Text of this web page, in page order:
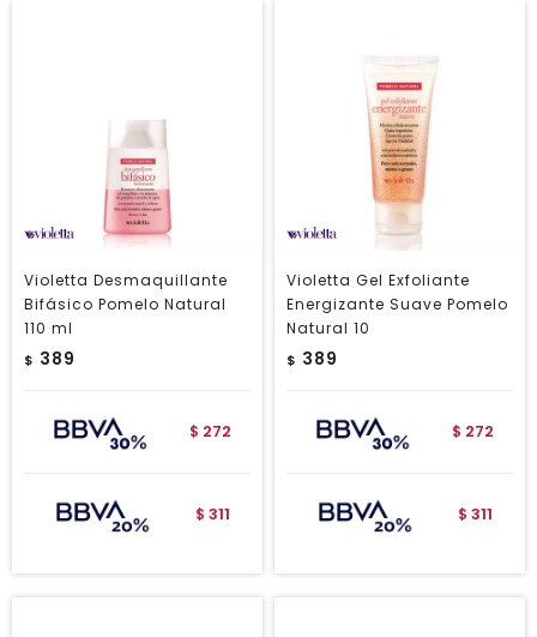
Violetta Desmaquillante
Bifásico Pomelo Natural
110 ml
$ 389
$ 272
$ 311
Violetta Gel Exfoliante
Energizante Suave Pomelo
Natural 10
$ 389
$ 272
$ 311